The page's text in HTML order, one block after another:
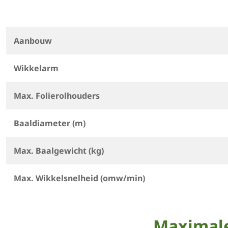
Aanbouw
Wikkelarm
Max. Folierolhouders
Baaldiameter (m)
Max. Baalgewicht (kg)
Max. Wikkelsnelheid (omw/min)